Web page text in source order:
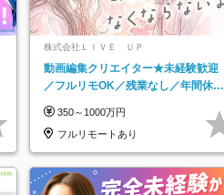
株式会社ＬＩＶＥ ＵＰ
動画編集クリエイター★未経験歓迎
／フルリモOK／残業なし／年間休日
実で安心
350～1000万円
フルリモートあり